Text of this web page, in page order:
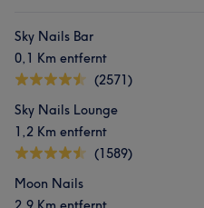
Sky Nails Bar
0,1 Km entfernt
(2571)
Sky Nails Lounge
1,2 Km entfernt
(1589)
Moon Nails